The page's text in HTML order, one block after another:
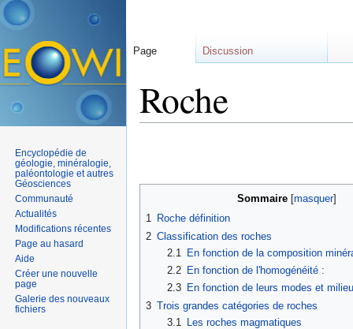
Roche
Sommaire masquer]
1 Roche définition
2 Classification des roches
2.1
En fonction de la composition
2.2
En fonction de l'homogénéité :
2.3
En fonction de leurs modes et
3 Trois grandes catégories de roches
3.1
Les roches magmatiques
Page Discussion
Encyclopédie de
géologie, minéralogie,
paléontologie et autres
Géosciences
Communauté
Actualités
Modifications récentes
Page au hasard
Aide
Créer une nouvelle
page
Galerie des nouveaux
fichiers